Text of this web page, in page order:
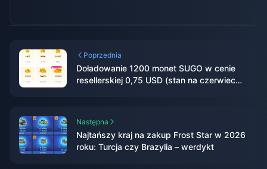
Poprzednia
Doładowanie 1200 monet SUGO w cenie
resellerskiej 0,75 USD (stan na czerwiec
Następna
Najtańszy kraj na zakup Frost Star w 2026
roku: Turcja czy Brazylia – werdykt